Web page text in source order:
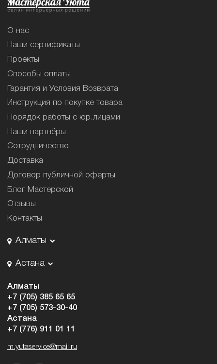
О нас
Наши сертификаты
Проекты
Способы оплаты
Гарантия и Условия Возврата
Инструкция по покупке товара
Порядок работы с юр.лицами
Наши партнёры
Сотрудничество
Доставка
Договор публичной оферты
Блог Мастерской
Отзывы
Контакты
Алматы
Астана
Алматы
+7 (705) 385 65 65
+7 (705) 573-30-40
Астана
+7 (776) 911 01 11
m.yutaservice@mail.ru